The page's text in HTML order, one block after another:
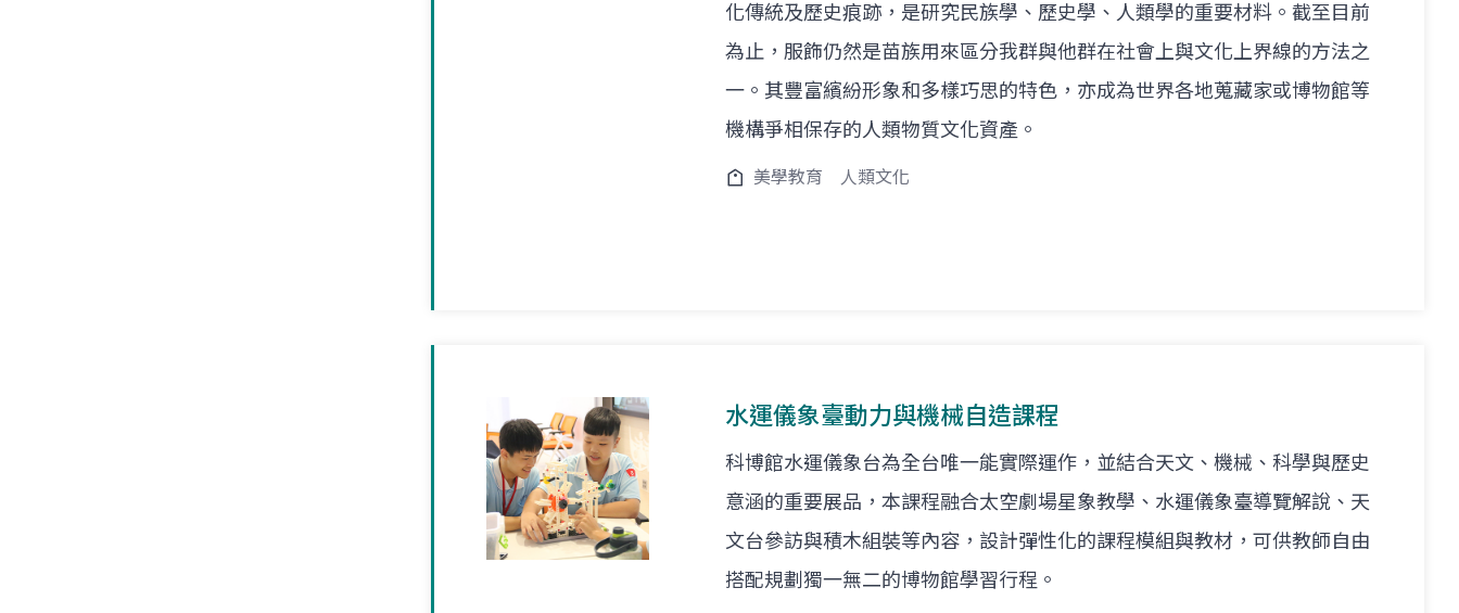
化傳統及歷史痕跡，是研究民族學、歷史學、人類學的重要材料。截至目前
為止，服飾仍然是苗族用來區分我群與他群在社會上與文化上界線的方法之
一。其豐富繽紛形象和多樣巧思的特色，亦成為世界各地蒐藏家或博物館等
機構爭相保存的人類物質文化資產。
美學教育 人類文化
水運儀象臺動力與機械自造課程
科博館水運儀象台為全台唯一能實際運作，並結合天文、機械、科學與歷史
意涵的重要展品，本課程融合太空劇場星象教學、水運儀象臺導覽解說、天
文台參訪與積木組裝等內容，設計彈性化的課程模組與教材，可供教師自由
搭配規劃獨一無二的博物館學習行程。